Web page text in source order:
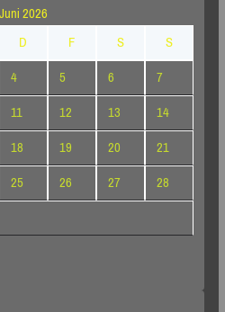
Juni 2026
D F S
S
4 5 6
7
11 12 13
14
18 19 20
21
25 26 27
28